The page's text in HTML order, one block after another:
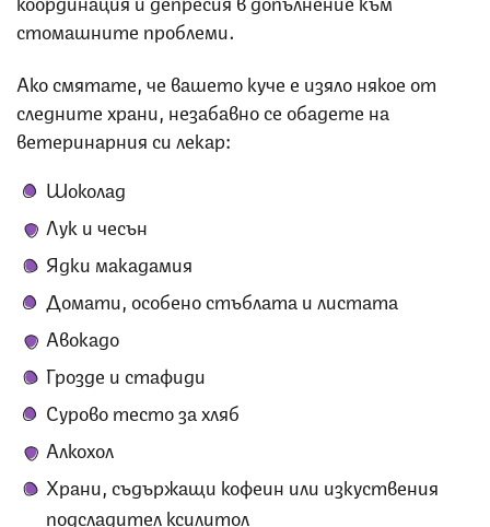
стомашните проблеми.
Ако смятате, че вашето куче е изяло някое от
следните храни, незабавно се обадете на
ветеринарния си лекар:
Шоколад
Лук и чесън
Ядки макадамия
Домати, особено стъблата и листата
Авокадо
Грозде и стафиди
Сурово тесто за хляб
Алкохол
Храни, съдържащи кофеин или изкуствения
подсладител ксилитол